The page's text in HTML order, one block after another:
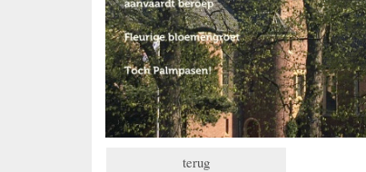
terug